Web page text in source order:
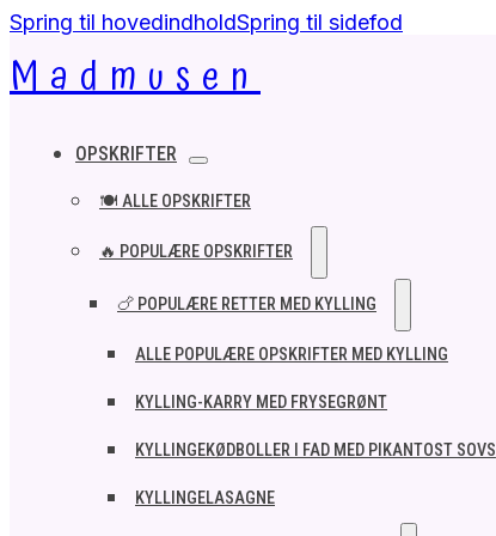
Spring til hovedindholdSpring til sidefod
Madmusen
OPSKRIFTER
🍽️ ALLE OPSKRIFTER
🔥 POPULÆRE OPSKRIFTER
🍗 POPULÆRE RETTER MED KYLLING
ALLE POPULÆRE OPSKRIFTER MED KYLLING
KYLLING-KARRY MED FRYSEGRØNT
KYLLINGEKØDBOLLER I FAD MED PIKANTOST SOVS
KYLLINGELASAGNE